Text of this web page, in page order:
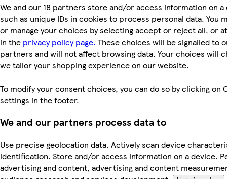
We and our 18 partners store and/or access information on a
such as unique IDs in cookies to process personal data. You
or manage your choices by selecting accept or reject all, or
in the privacy policy page. These choices will be signalled to
partners and will not affect browsing data. Your choices will
we tailor your shopping experience on our website.
To modify your consent choices, you can do so by clicking on
settings in the footer.
We and our partners process data to
Use precise geolocation data. Actively scan device
identification. Store and/or access information on a device.
advertising and content, advertising and content